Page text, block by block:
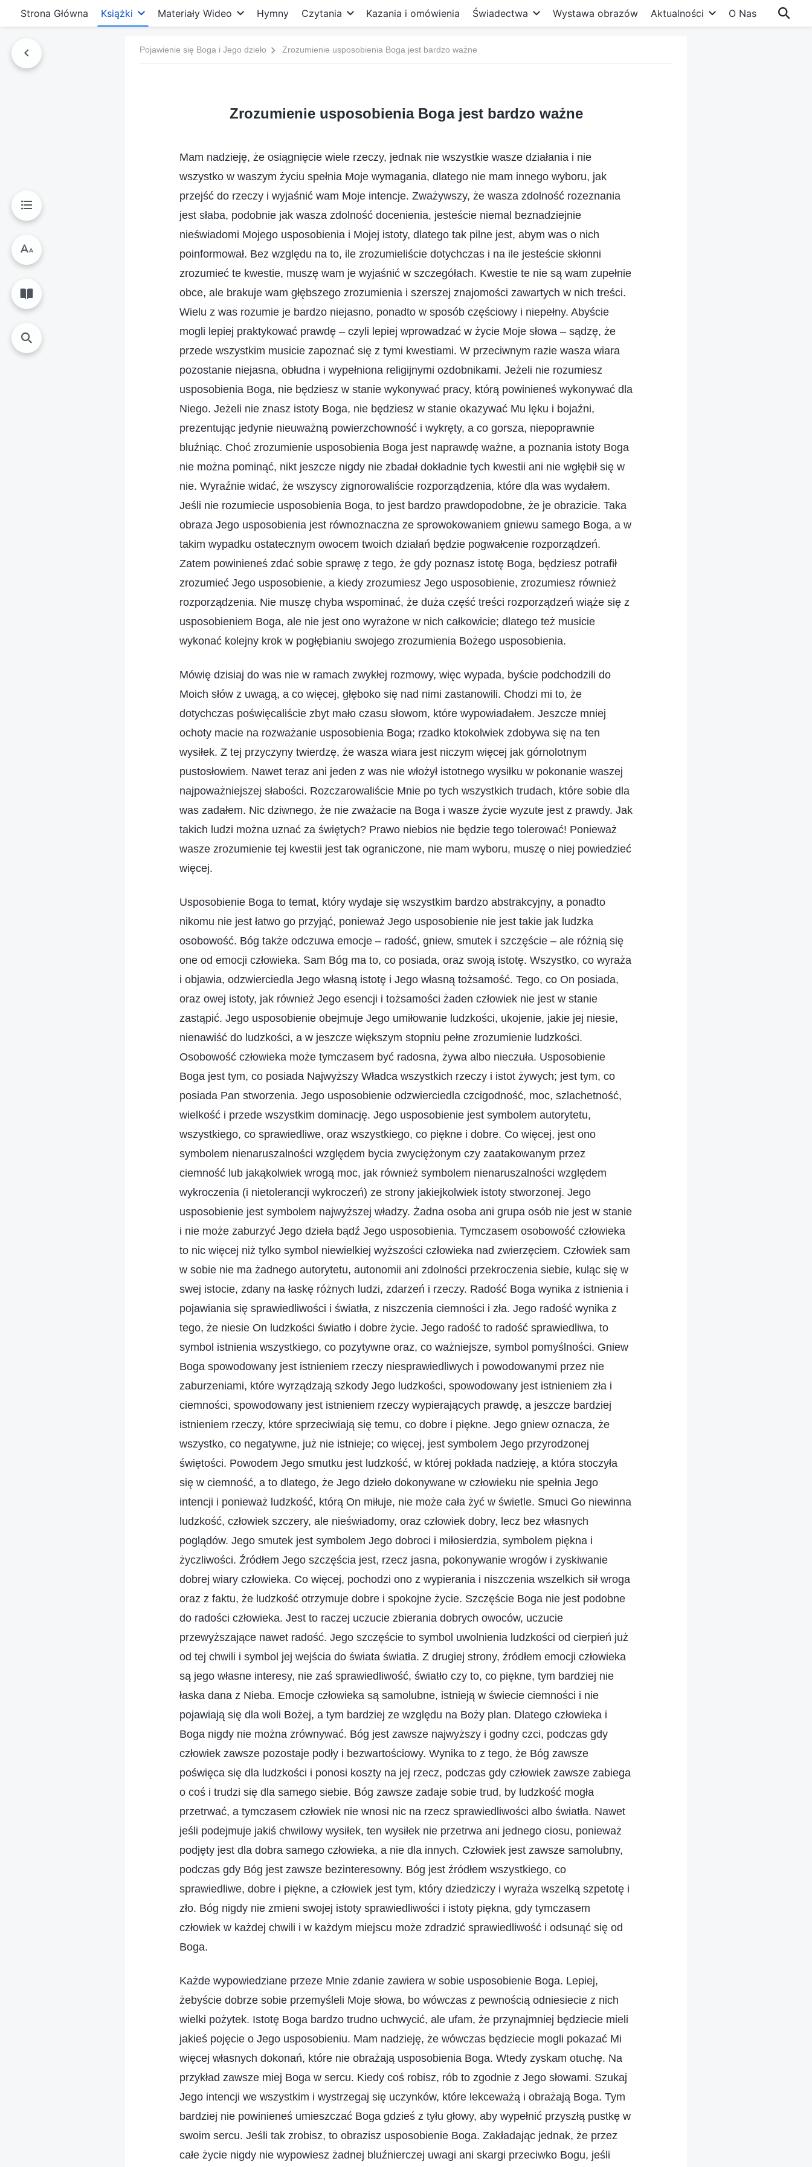
Strona Główna Książki Materiały Wideo Hymny Czytania Kazania i omówienia Świadectwa Wystawa obrazów Aktualności O Nas
Pojawienie się Boga i Jego dzieło Zrozumienie usposobienia Boga jest bardzo ważne
Zrozumienie usposobienia Boga jest bardzo ważne
Mam nadzieję, że osiągnięcie wiele rzeczy, jednak nie wszystkie wasze działania i nie
wszystko w waszym życiu spełnia Moje wymagania, dlatego nie mam innego wyboru, jak
przejść do rzeczy i wyjaśnić wam Moje intencje. Zważywszy, że wasza zdolność rozeznania
jest słaba, podobnie jak wasza zdolność docenienia, jesteście niemal beznadziejnie
nieświadomi Mojego usposobienia i Mojej istoty, dlatego tak pilne jest, abym was o nich
poinformował. Bez względu na to, ile zrozumieliście dotychczas i na ile jesteście skłonni
zrozumieć te kwestie, muszę wam je wyjaśnić w szczegółach. Kwestie te nie są wam zupełnie
obce, ale brakuje wam głębszego zrozumienia i szerszej znajomości zawartych w nich treści.
Wielu z was rozumie je bardzo niejasno, ponadto w sposób częściowy i niepełny. Abyście
mogli lepiej praktykować prawdę – czyli lepiej wprowadzać w życie Moje słowa – sądzę, że
przede wszystkim musicie zapoznać się z tymi kwestiami. W przeciwnym razie wasza wiara
pozostanie niejasna, obłudna i wypełniona religijnymi ozdobnikami. Jeżeli nie rozumiesz
usposobienia Boga, nie będziesz w stanie wykonywać pracy, którą powinieneś wykonywać dla
Niego. Jeżeli nie znasz istoty Boga, nie będziesz w stanie okazywać Mu lęku i bojaźni,
prezentując jedynie nieuważną powierzchowność i wykręty, a co gorsza, niepoprawnie
bluźniąc. Choć zrozumienie usposobienia Boga jest naprawdę ważne, a poznania istoty Boga
nie można pominąć, nikt jeszcze nigdy nie zbadał dokładnie tych kwestii ani nie wgłębił się w
nie. Wyraźnie widać, że wszyscy zignorowaliście rozporządzenia, które dla was wydałem.
Jeśli nie rozumiecie usposobienia Boga, to jest bardzo prawdopodobne, że je obrazicie. Taka
obraza Jego usposobienia jest równoznaczna ze sprowokowaniem gniewu samego Boga, a w
takim wypadku ostatecznym owocem twoich działań będzie pogwałcenie rozporządzeń.
Zatem powinieneś zdać sobie sprawę z tego, że gdy poznasz istotę Boga, będziesz potrafił
zrozumieć Jego usposobienie, a kiedy zrozumiesz Jego usposobienie, zrozumiesz również
rozporządzenia. Nie muszę chyba wspominać, że duża część treści rozporządzeń wiąże się z
usposobieniem Boga, ale nie jest ono wyrażone w nich całkowicie; dlatego też musicie
wykonać kolejny krok w pogłębianiu swojego zrozumienia Bożego usposobienia.
Mówię dzisiaj do was nie w ramach zwykłej rozmowy, więc wypada, byście podchodzili do
Moich słów z uwagą, a co więcej, głęboko się nad nimi zastanowili. Chodzi mi to, że
dotychczas poświęcaliście zbyt mało czasu słowom, które wypowiadałem. Jeszcze mniej
ochoty macie na rozważanie usposobienia Boga; rzadko ktokolwiek zdobywa się na ten
wysiłek. Z tej przyczyny twierdzę, że wasza wiara jest niczym więcej jak górnolotnym
pustosłowiem. Nawet teraz ani jeden z was nie włożył istotnego wysiłku w pokonanie waszej
najpoważniejszej słabości. Rozczarowaliście Mnie po tych wszystkich trudach, które sobie dla
was zadałem. Nic dziwnego, że nie zważacie na Boga i wasze życie wyzute jest z prawdy. Jak
takich ludzi można uznać za świętych? Prawo niebios nie będzie tego tolerować! Ponieważ
wasze zrozumienie tej kwestii jest tak ograniczone, nie mam wyboru, muszę o niej powiedzieć
więcej.
Usposobienie Boga to temat, który wydaje się wszystkim bardzo abstrakcyjny, a ponadto
nikomu nie jest łatwo go przyjąć, ponieważ Jego usposobienie nie jest takie jak ludzka
osobowość. Bóg także odczuwa emocje – radość, gniew, smutek i szczęście – ale różnią się
one od emocji człowieka. Sam Bóg ma to, co posiada, oraz swoją istotę. Wszystko, co wyraża
i objawia, odzwierciedla Jego własną istotę i Jego własną tożsamość. Tego, co On posiada,
oraz owej istoty, jak również Jego esencji i tożsamości żaden człowiek nie jest w stanie
zastąpić. Jego usposobienie obejmuje Jego umiłowanie ludzkości, ukojenie, jakie jej niesie,
nienawiść do ludzkości, a w jeszcze większym stopniu pełne zrozumienie ludzkości.
Osobowość człowieka może tymczasem być radosna, żywa albo nieczuła. Usposobienie
Boga jest tym, co posiada Najwyższy Władca wszystkich rzeczy i istot żywych; jest tym, co
posiada Pan stworzenia. Jego usposobienie odzwierciedla czcigodność, moc, szlachetność,
wielkość i przede wszystkim dominację. Jego usposobienie jest symbolem autorytetu,
wszystkiego, co sprawiedliwe, oraz wszystkiego, co piękne i dobre. Co więcej, jest ono
symbolem nienaruszalności względem bycia zwyciężonym czy zaatakowanym przez
ciemność lub jakąkolwiek wrogą moc, jak również symbolem nienaruszalności względem
wykroczenia (i nietolerancji wykroczeń) ze strony jakiejkolwiek istoty stworzonej. Jego
usposobienie jest symbolem najwyższej władzy. Żadna osoba ani grupa osób nie jest w stanie
i nie może zaburzyć Jego dzieła bądź Jego usposobienia. Tymczasem osobowość człowieka
to nic więcej niż tylko symbol niewielkiej wyższości człowieka nad zwierzęciem. Człowiek sam
w sobie nie ma żadnego autorytetu, autonomii ani zdolności przekroczenia siebie, kuląc się w
swej istocie, zdany na łaskę różnych ludzi, zdarzeń i rzeczy. Radość Boga wynika z istnienia i
pojawiania się sprawiedliwości i światła, z niszczenia ciemności i zła. Jego radość wynika z
tego, że niesie On ludzkości światło i dobre życie. Jego radość to radość sprawiedliwa, to
symbol istnienia wszystkiego, co pozytywne oraz, co ważniejsze, symbol pomyślności. Gniew
Boga spowodowany jest istnieniem rzeczy niesprawiedliwych i powodowanymi przez nie
zaburzeniami, które wyrządzają szkody Jego ludzkości, spowodowany jest istnieniem zła i
ciemności, spowodowany jest istnieniem rzeczy wypierających prawdę, a jeszcze bardziej
istnieniem rzeczy, które sprzeciwiają się temu, co dobre i piękne. Jego gniew oznacza, że
wszystko, co negatywne, już nie istnieje; co więcej, jest symbolem Jego przyrodzonej
świętości. Powodem Jego smutku jest ludzkość, w której pokłada nadzieję, a która stoczyła
się w ciemność, a to dlatego, że Jego dzieło dokonywane w człowieku nie spełnia Jego
intencji i ponieważ ludzkość, którą On miłuje, nie może cała żyć w świetle. Smuci Go niewinna
ludzkość, człowiek szczery, ale nieświadomy, oraz człowiek dobry, lecz bez własnych
poglądów. Jego smutek jest symbolem Jego dobroci i miłosierdzia, symbolem piękna i
życzliwości. Źródłem Jego szczęścia jest, rzecz jasna, pokonywanie wrogów i zyskiwanie
dobrej wiary człowieka. Co więcej, pochodzi ono z wypierania i niszczenia wszelkich sił wroga
oraz z faktu, że ludzkość otrzymuje dobre i spokojne życie. Szczęście Boga nie jest podobne
do radości człowieka. Jest to raczej uczucie zbierania dobrych owoców, uczucie
przewyższające nawet radość. Jego szczęście to symbol uwolnienia ludzkości od cierpień już
od tej chwili i symbol jej wejścia do świata światła. Z drugiej strony, źródłem emocji człowieka
są jego własne interesy, nie zaś sprawiedliwość, światło czy to, co piękne, tym bardziej nie
łaska dana z Nieba. Emocje człowieka są samolubne, istnieją w świecie ciemności i nie
pojawiają się dla woli Bożej, a tym bardziej ze względu na Boży plan. Dlatego człowieka i
Boga nigdy nie można zrównywać. Bóg jest zawsze najwyższy i godny czci, podczas gdy
człowiek zawsze pozostaje podły i bezwartościowy. Wynika to z tego, że Bóg zawsze
poświęca się dla ludzkości i ponosi koszty na jej rzecz, podczas gdy człowiek zawsze zabiega
o coś i trudzi się dla samego siebie. Bóg zawsze zadaje sobie trud, by ludzkość mogła
przetrwać, a tymczasem człowiek nie wnosi nic na rzecz sprawiedliwości albo światła. Nawet
jeśli podejmuje jakiś chwilowy wysiłek, ten wysiłek nie przetrwa ani jednego ciosu, ponieważ
podjęty jest dla dobra samego człowieka, a nie dla innych. Człowiek jest zawsze samolubny,
podczas gdy Bóg jest zawsze bezinteresowny. Bóg jest źródłem wszystkiego, co
sprawiedliwe, dobre i piękne, a człowiek jest tym, który dziedziczy i wyraża wszelką szpetotę i
zło. Bóg nigdy nie zmieni swojej istoty sprawiedliwości i istoty piękna, gdy tymczasem
człowiek w każdej chwili i w każdym miejscu może zdradzić sprawiedliwość i odsunąć się od
Boga.
Każde wypowiedziane przeze Mnie zdanie zawiera w sobie usposobienie Boga. Lepiej,
żebyście dobrze sobie przemyśleli Moje słowa, bo wówczas z pewnością odniesiecie z nich
wielki pożytek. Istotę Boga bardzo trudno uchwycić, ale ufam, że przynajmniej będziecie mieli
jakieś pojęcie o Jego usposobieniu. Mam nadzieję, że wówczas będziecie mogli pokazać Mi
więcej własnych dokonań, które nie obrażają usposobienia Boga. Wtedy zyskam otuchę. Na
przykład zawsze miej Boga w sercu. Kiedy coś robisz, rób to zgodnie z Jego słowami. Szukaj
Jego intencji we wszystkim i wystrzegaj się uczynków, które lekceważą i obrażają Boga. Tym
bardziej nie powinieneś umieszczać Boga gdzieś z tyłu głowy, aby wypełnić przyszłą pustkę w
swoim sercu. Jeśli tak zrobisz, to obrazisz usposobienie Boga. Zakładając jednak, że przez
całe życie nigdy nie wypowiesz żadnej bluźnierczej uwagi ani skargi przeciwko Bogu, jeśli